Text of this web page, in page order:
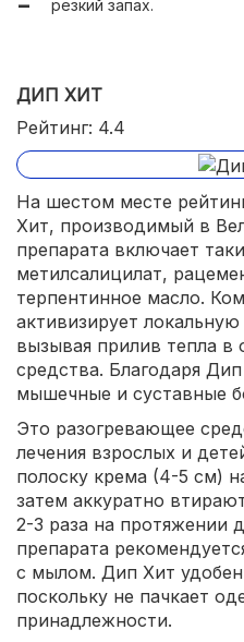
резкий запах.
ДИП ХИТ
Рейтинг: 4.4
На шестом месте
Хит, производимый в
препарата включает
метилсалицилат,
терпентинное масло.
активизирует
вызывая прилив тепла в
средства. Благодаря
мышечные и суставные
Это разогревающее
лечения взрослых и
полоску крема (4-5 см)
затем аккуратно
2-3 раза на протяжении
препарата
с мылом. Дип Хит
поскольку не пачкает
принадлежности.